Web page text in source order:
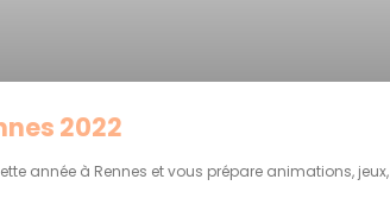
2022
année à Rennes et vous prépare animations,